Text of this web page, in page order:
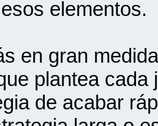
elementos.
en gran
plantea cada
de acabar